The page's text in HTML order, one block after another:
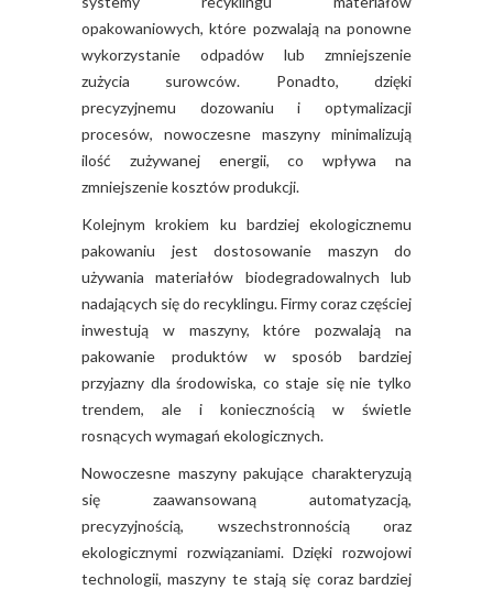
opakowaniowych, które pozwalają na ponowne
wykorzystanie odpadów lub zmniejszenie
zużycia surowców. Ponadto, dzięki
precyzyjnemu dozowaniu i optymalizacji
procesów, nowoczesne maszyny minimalizują
ilość zużywanej energii, co wpływa na
zmniejszenie kosztów produkcji.
Kolejnym krokiem ku bardziej ekologicznemu
pakowaniu jest dostosowanie maszyn do
używania materiałów biodegradowalnych lub
nadających się do recyklingu. Firmy coraz częściej
inwestują w maszyny, które pozwalają na
pakowanie produktów w sposób bardziej
przyjazny dla środowiska, co staje się nie tylko
trendem, ale i koniecznością w świetle
rosnących wymagań ekologicznych.
Nowoczesne maszyny pakujące charakteryzują
się zaawansowaną automatyzacją,
precyzyjnością, wszechstronnością oraz
ekologicznymi rozwiązaniami. Dzięki rozwojowi
technologii, maszyny te stają się coraz bardziej